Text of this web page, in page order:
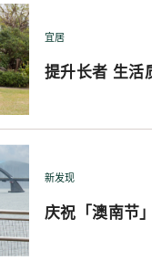
宜居
提升长者 生活
新发现
庆祝「澳南节」